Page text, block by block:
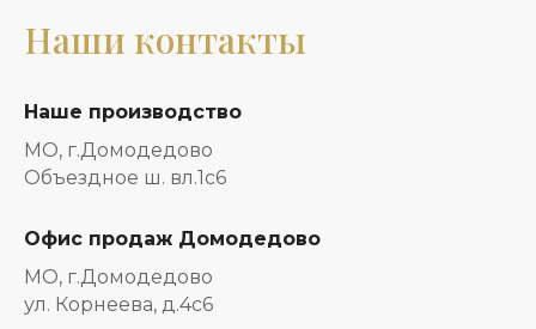
Наши контакты
Наше производство
МО, г.Домодедово
Объездное ш. вл.1с6
Офис продаж Домодедово
МО, г.Домодедово
ул. Корнеева, д.4с6